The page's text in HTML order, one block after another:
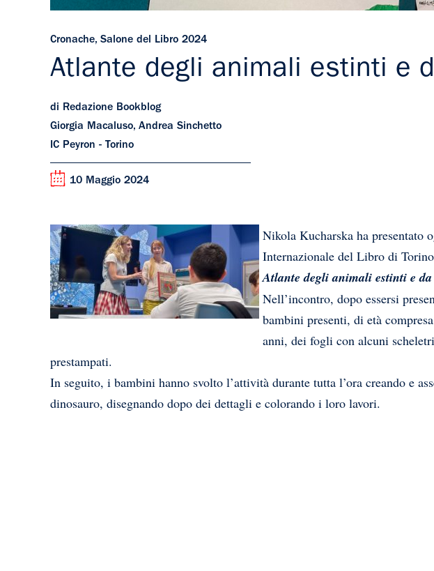
Cronache, Salone del Libro 2024
Atlante degli animali estinti e
di Redazione Bookblog
Giorgia Macaluso, Andrea Sinchetto
IC Peyron - Torino
10 Maggio 2024
Nikola Kucharska ha presentato
Internazionale del Libro di
Atlante degli animali estinti e da
Nell’incontro, dopo essersi
bambini presenti, di età
anni, dei fogli con alcuni
prestampati.
In seguito, i bambini hanno svolto l’attività durante tutta l’ora creando e
dinosauro, disegnando dopo dei dettagli e colorando i loro lavori.